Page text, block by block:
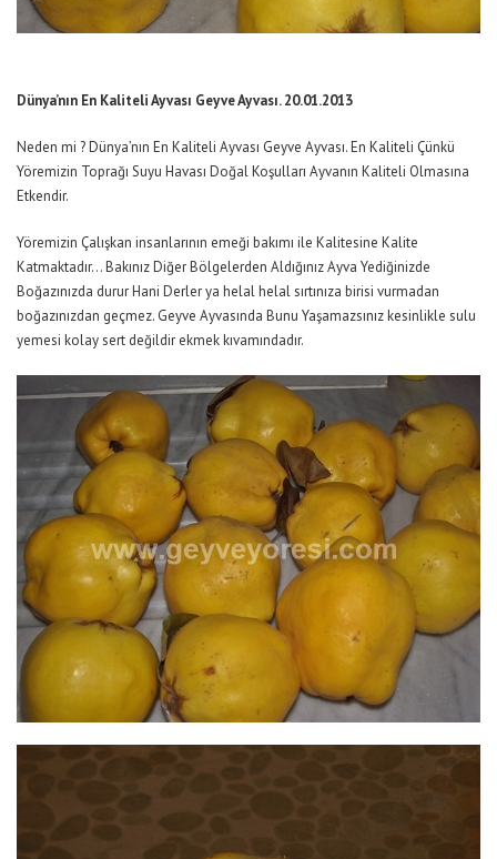
Dünya’nın En Kaliteli Ayvası Geyve Ayvası. 20.01.2013
Neden mi ? Dünya’nın En Kaliteli Ayvası Geyve Ayvası. En Kaliteli Çünkü
Yöremizin Toprağı Suyu Havası Doğal Koşulları Ayvanın Kaliteli Olmasına
Etkendir.
Yöremizin Çalışkan insanlarının emeği bakımı ile Kalitesine Kalite
Katmaktadır… Bakınız Diğer Bölgelerden Aldığınız Ayva Yediğinizde
Boğazınızda durur Hani Derler ya helal helal sırtınıza birisi vurmadan
boğazınızdan geçmez. Geyve Ayvasında Bunu Yaşamazsınız kesinlikle sulu
yemesi kolay sert değildir ekmek kıvamındadır.